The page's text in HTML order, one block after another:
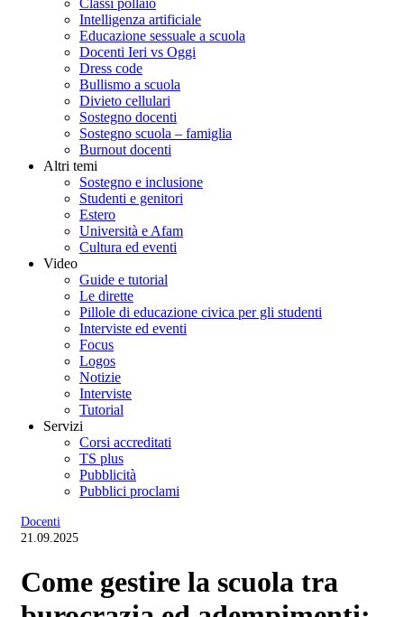
Classi pollaio
Intelligenza artificiale
Educazione sessuale a scuola
Docenti Ieri vs Oggi
Dress code
Bullismo a scuola
Divieto cellulari
Sostegno docenti
Sostegno scuola – famiglia
Burnout docenti
Altri temi
Sostegno e inclusione
Studenti e genitori
Estero
Università e Afam
Cultura ed eventi
Video
Guide e tutorial
Le dirette
Pillole di educazione civica per gli studenti
Interviste ed eventi
Focus
Logos
Notizie
Interviste
Tutorial
Servizi
Corsi accreditati
TS plus
Pubblicità
Pubblici proclami
Docenti
21.09.2025
Come gestire la scuola tra